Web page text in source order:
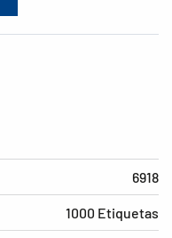
6918
1000 Etiquetas